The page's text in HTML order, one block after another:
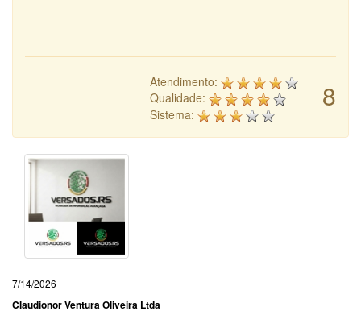
8
Atendimento:
Qualidade:
Sistema:
7/14/2026
Claudionor Ventura Oliveira Ltda